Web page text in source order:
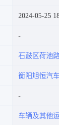
2024-05-25
石鼓区荷池
衡阳旭恒汽
车辆及其他